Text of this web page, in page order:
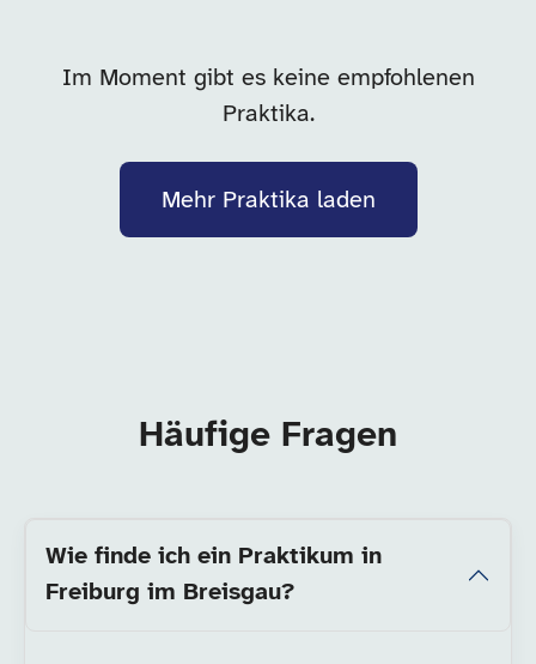
Im Moment gibt es keine empfohlenen
Praktika.
Mehr Praktika laden
Häufige Fragen
Wie finde ich ein Praktikum in
Freiburg im Breisgau?